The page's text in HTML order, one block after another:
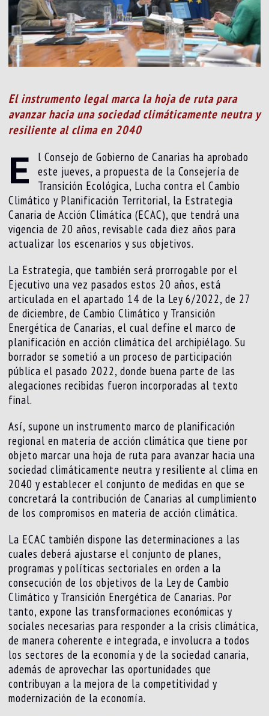
El instrumento legal marca la hoja de ruta para
avanzar hacia una sociedad climáticamente neutra y
resiliente al clima en 2040
E
l Consejo de Gobierno de Canarias ha aprobado
este jueves, a propuesta de la Consejería de
Transición Ecológica, Lucha contra el Cambio
Climático y Planificación Territorial, la Estrategia
Canaria de Acción Climática (ECAC), que tendrá una
vigencia de 20 años, revisable cada diez años para
actualizar los escenarios y sus objetivos.
La Estrategia, que también será prorrogable por el
Ejecutivo una vez pasados estos 20 años, está
articulada en el apartado 14 de la Ley 6/2022, de 27
de diciembre, de Cambio Climático y Transición
Energética de Canarias, el cual define el marco de
planificación en acción climática del archipiélago. Su
borrador se sometió a un proceso de participación
pública el pasado 2022, donde buena parte de las
alegaciones recibidas fueron incorporadas al texto
final.
Así, supone un instrumento marco de planificación
regional en materia de acción climática que tiene por
objeto marcar una hoja de ruta para avanzar hacia una
sociedad climáticamente neutra y resiliente al clima en
2040 y establecer el conjunto de medidas en que se
concretará la contribución de Canarias al cumplimiento
de los compromisos en materia de acción climática.
La ECAC también dispone las determinaciones a las
cuales deberá ajustarse el conjunto de planes,
programas y políticas sectoriales en orden a la
consecución de los objetivos de la Ley de Cambio
Climático y Transición Energética de Canarias. Por
tanto, expone las transformaciones económicas y
sociales necesarias para responder a la crisis climática,
de manera coherente e integrada, e involucra a todos
los sectores de la economía y de la sociedad canaria,
además de aprovechar las oportunidades que
contribuyan a la mejora de la competitividad y
modernización de la economía.